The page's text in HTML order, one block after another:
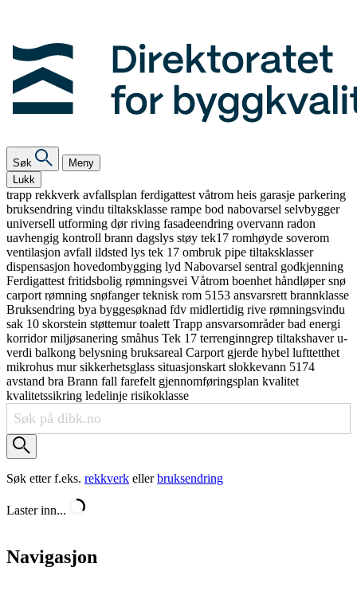
Søk
Meny
Lukk
trapp rekkverk avfallsplan ferdigattest våtrom heis garasje parkering
bruksendring vindu tiltaksklasse rampe bod nabovarsel selvbygger
universell utforming dørriving fasadeendring overvann radon
uavhengig kontroll brann dagslys støy tek17 romhøyde soverom
ventilasjon avfall ildsted lys tek 17 ombruk pipe tiltaksklasser
dispensasjon hovedombygging lyd Nabovarsel sentral godkjenning
Ferdigattest fritidsbolig rømningsvei Våtrom boenhet håndløpersnø
carport rømning snøfangerteknisk rom 5153 ansvarsrett brannklasse
Bruksendring bya byggesøknad fdv midlertidig rive rømningsvindu
sak 10 skorstein støttemurtoalett Trapp ansvarsområderbad energi
korridormiljøsanering småhus Tek 17 terrenginngrep tiltakshaveru-
verdi balkong belysning bruksareal Carport gjerde hybel lufttetthet
mikrohus mursikkerhetsglass situasjonskart slokkevann 5174
avstand bra Brann fall farefelt gjennomføringsplan kvalitet
kvalitetssikring ledelinje risikoklasse
Søk etter f.eks. rekkverk ellerbruksendring
Laster inn...
Navigasjon